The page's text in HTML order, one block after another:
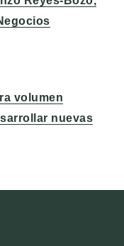
volumen
nuevas